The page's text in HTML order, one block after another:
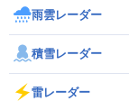
雨雲レーダー
積雪レーダー
雷レーダー